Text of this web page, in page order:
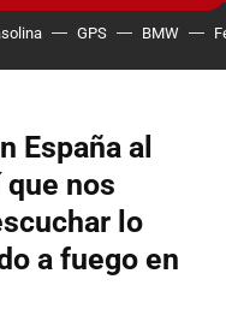
GPS BMW
España al
que nos
lo
a fuego en